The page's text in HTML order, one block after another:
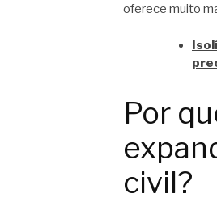
oferece muito
Por
civil?